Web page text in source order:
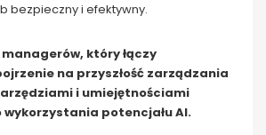
bezpieczny i efektywny.
który łączy
na przyszłość zarządzania
i umiejętnościami
potencjału AI.